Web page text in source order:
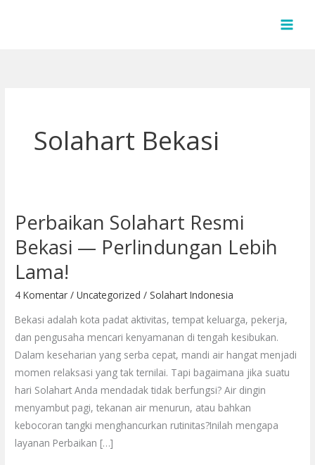
Solahart Bekasi
Perbaikan Solahart Resmi
Bekasi — Perlindungan Lebih
Lama!
4 Komentar /Uncategorized / Solahart Indonesia
Bekasi adalah kota padat aktivitas, tempat keluarga, pekerja,
dan pengusaha mencari kenyamanan di tengah kesibukan.
Dalam keseharian yang serba cepat, mandi air hangat menjadi
momen relaksasi yang tak ternilai. Tapi bagaimana jika suatu
hari Solahart Anda mendadak tidak berfungsi? Air dingin
menyambut pagi, tekanan air menurun, atau bahkan
kebocoran tangki menghancurkan rutinitas?Inilah mengapa
layanan Perbaikan […]
Perbaikan
Resmi
Bekasi
— Perlindungan
Lama!